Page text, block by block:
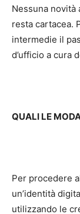
Nessuna novità
resta cartacea.
intermedie il
d’ufficio a cura
QUALI LE
Per procedere
un’identità
utilizzando le